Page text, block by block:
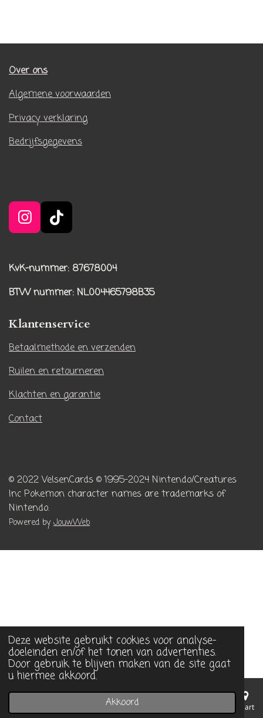
Deze website gebruikt cookies voor analyse-
doeleinden en/of het tonen van advertenties.
Door gebruik te blijven maken van de site gaat
u hiermee akkoord.
Akkoord
Over ons
Algemene voorwaarden
Privacy verklaring
Bedrijfsgegevens
I
n
t
a
g
a
m
T
i
T
o
k
KvK-nummer: 87678004
BTW nummer: NL004465798B35
Klantenservice
Betaalmethode en verzenden
Ruilen en retourneren
Klachten en garantie
Contact
© 2022 VelsenCards © 1995-2024 Nintendo/Creatures
Inc Pokemon character names are trademarks of
Nintendo.
Powered byJouwWeb
Telefoonnummer Kaart